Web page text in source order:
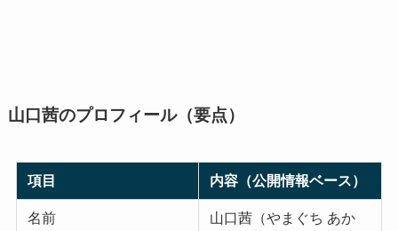
山口茜のプロフィール（要点）
項目 内容（公開情報ベース）
名前
山口茜（やまぐち あか